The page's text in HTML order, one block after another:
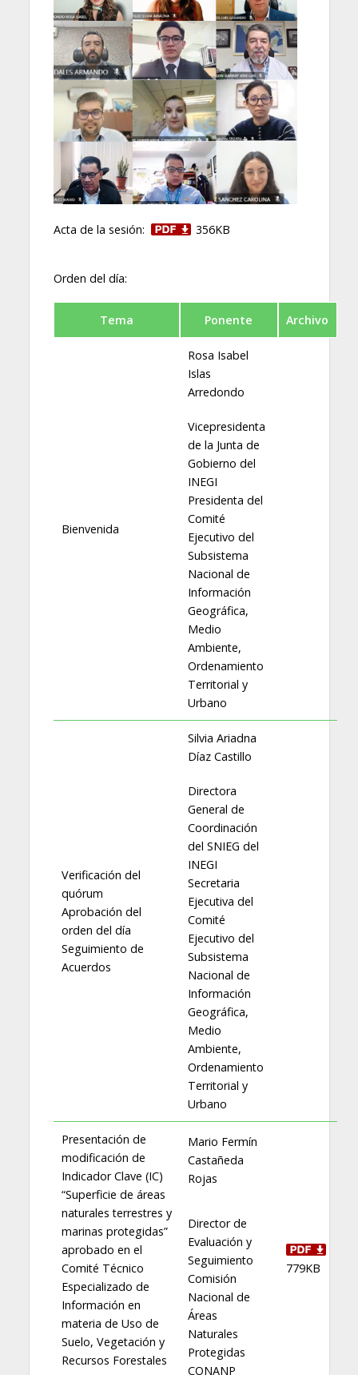
Acta de la sesión: 356KB
Orden del día:
Tema Ponente Archivo
Bienvenida
Rosa Isabel
Islas
Arredondo
Vicepresidenta
de la Junta de
Gobierno del
INEGI
Presidenta del
Comité
Ejecutivo del
Subsistema
Nacional de
Información
Geográfica,
Medio
Ambiente,
Ordenamiento
Territorial y
Urbano
Verificación del
quórum
Aprobación del
orden del día
Seguimiento de
Acuerdos
Silvia Ariadna
Díaz Castillo
Directora
General de
Coordinación
del SNIEG del
INEGI
Secretaria
Ejecutiva del
Comité
Ejecutivo del
Subsistema
Nacional de
Información
Geográfica,
Medio
Ambiente,
Ordenamiento
Territorial y
Urbano
Presentación de
modificación de
Indicador Clave (IC)
“Superficie de áreas
naturales terrestres y
marinas protegidas”
aprobado en el
Comité Técnico
Especializado de
Información en
materia de Uso de
Suelo, Vegetación y
Recursos Forestales
Mario Fermín
Castañeda
Rojas
779KB
Director de
Evaluación y
Seguimiento
Comisión
Nacional de
Áreas
Naturales
Protegidas
CONANP